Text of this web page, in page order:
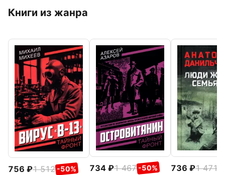
Книги из жанра
756 1 512 -50% 734 1 467 -50% 736 1 471